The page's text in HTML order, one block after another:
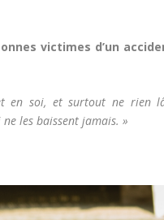
victimes d’un
en soi, et surtout ne rien
les baissent jamais. »